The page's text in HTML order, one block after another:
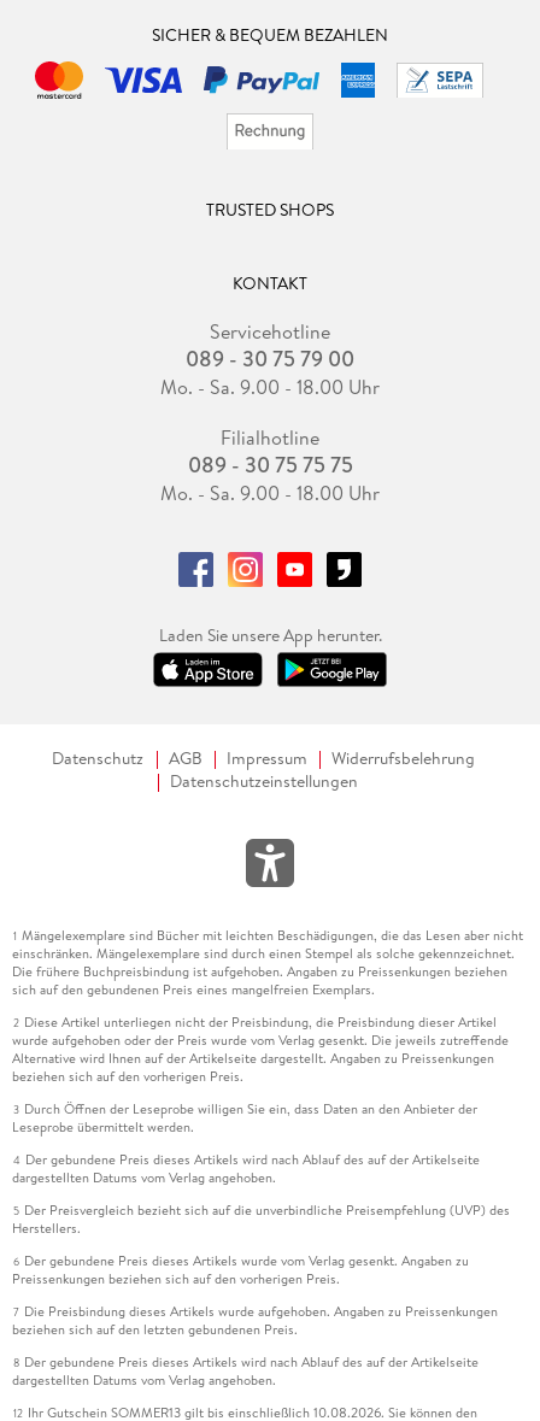
SICHER & BEQUEM BEZAHLEN
TRUSTED SHOPS
KONTAKT
Servicehotline
089 - 30 75 79 00
Mo. - Sa. 9.00 - 18.00 Uhr
Filialhotline
089 - 30 75 75 75
Mo. - Sa. 9.00 - 18.00 Uhr
Laden Sie unsere App herunter.
Datenschutz AGB Impressum
Widerrufsbelehrung
Datenschutzeinstellungen
1 Mängelexemplare sind Bücher mit leichten Beschädigungen, die das Lesen aber nicht
einschränken. Mängelexemplare sind durch einen Stempel als solche gekennzeichnet.
Die frühere Buchpreisbindung ist aufgehoben. Angaben zu Preissenkungen beziehen
sich auf den gebundenen Preis eines mangelfreien Exemplars.
2 Diese Artikel unterliegen nicht der Preisbindung, die Preisbindung dieser Artikel
wurde aufgehoben oder der Preis wurde vom Verlag gesenkt. Die jeweils zutreffende
Alternative wird Ihnen auf der Artikelseite dargestellt. Angaben zu Preissenkungen
beziehen sich auf den vorherigen Preis.
3 Durch Öffnen der Leseprobe willigen Sie ein, dass Daten an den Anbieter der
Leseprobe übermittelt werden.
4 Der gebundene Preis dieses Artikels wird nach Ablauf des auf der Artikelseite
dargestellten Datums vom Verlag angehoben.
5 Der Preisvergleich bezieht sich auf die unverbindliche Preisempfehlung (UVP) des
Herstellers.
6 Der gebundene Preis dieses Artikels wurde vom Verlag gesenkt. Angaben zu
Preissenkungen beziehen sich auf den vorherigen Preis.
7 Die Preisbindung dieses Artikels wurde aufgehoben. Angaben zu Preissenkungen
beziehen sich auf den letzten gebundenen Preis.
8 Der gebundene Preis dieses Artikels wird nach Ablauf des auf der Artikelseite
dargestellten Datums vom Verlag angehoben.
12 Ihr Gutschein SOMMER13 gilt bis einschließlich 10.08.2026. Sie können den